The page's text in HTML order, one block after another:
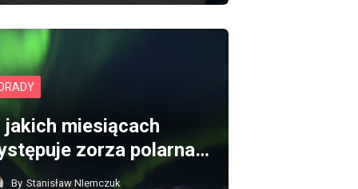
jakich miesiącach
zorza polarna…
By Stanisław NIemczuk